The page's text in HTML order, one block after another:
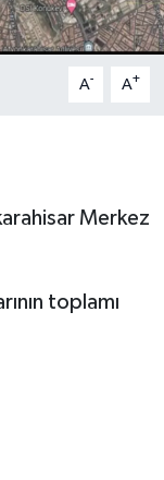
A- A+
Merkez
toplamı